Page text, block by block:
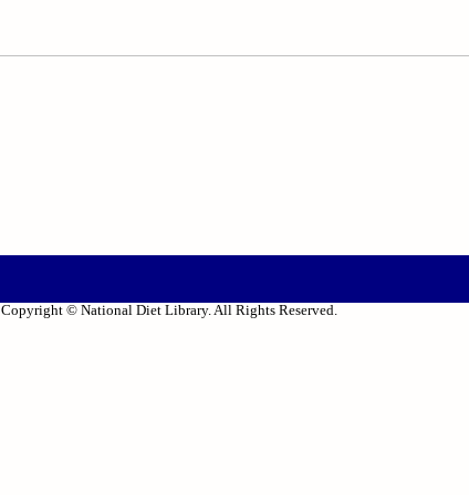
Copyright © National Diet Library. All Rights Reserved.